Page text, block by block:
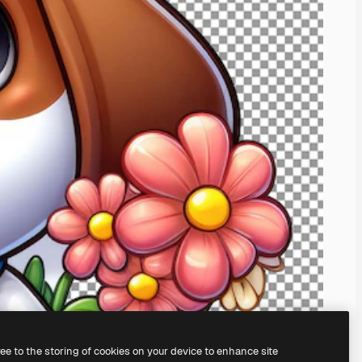
gerador de imagens com IA.
to the storing of cookies on your device to enhance site